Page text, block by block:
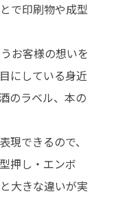
で印刷物や成型
お客様の想いを
にしている身近
のラベル、本の
現できるので、
押し・エンボ
大きな違いが実